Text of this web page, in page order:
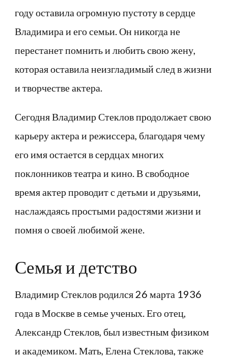
году оставила огромную пустоту в сердце
Владимира и его семьи. Он никогда не
перестанет помнить и любить свою жену,
которая оставила неизгладимый след в жизни
и творчестве актера.
Сегодня Владимир Стеклов продолжает свою
карьеру актера и режиссера, благодаря чему
его имя остается в сердцах многих
поклонников театра и кино. В свободное
время актер проводит с детьми и друзьями,
наслаждаясь простыми радостями жизни и
помня о своей любимой жене.
Семья и детство
Владимир Стеклов родился 26 марта 1936
года в Москве в семье ученых. Его отец,
Александр Стеклов, был известным физиком
и академиком. Мать, Елена Стеклова, также